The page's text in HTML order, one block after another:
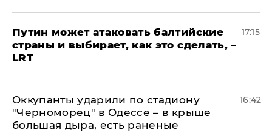
Путин может атаковать балтийские
страны и выбирает, как это сделать, –
LRT
17:15
Оккупанты ударили по стадиону
"Черноморец" в Одессе – в крыше
большая дыра, есть раненые
16:42